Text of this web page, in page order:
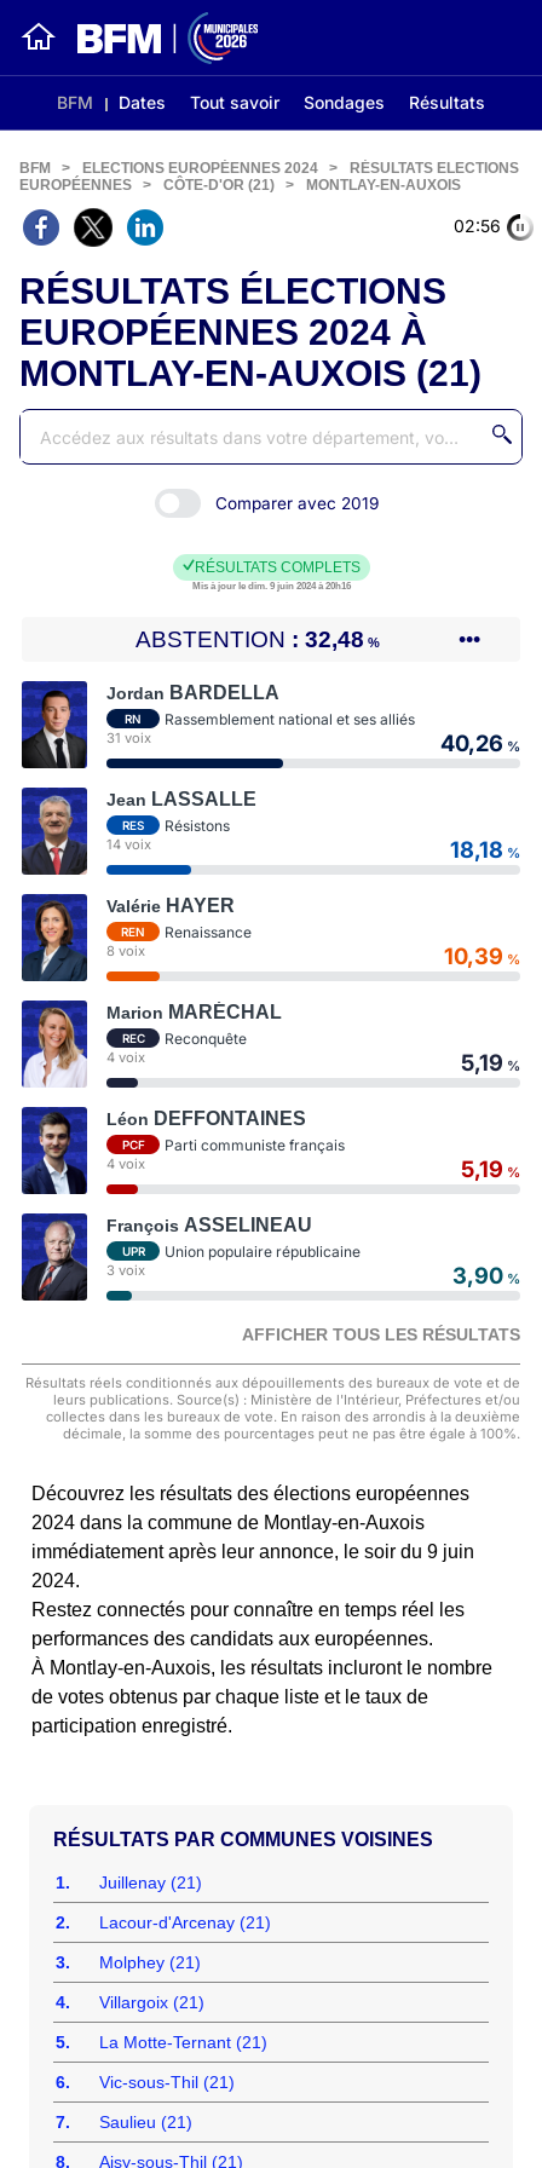
BFM Dates Tout savoir Sondages Résultats
02:56
BFM > ELECTIONS EUROPÉENNES 2024 >
RÉSULTATS ELECTIONS
EUROPÉENNES
> CÔTE-D'OR (21) > MONTLAY-EN-AUXOIS
RÉSULTATS ÉLECTIONS
EUROPÉENNES 2024 À
MONTLAY-EN-AUXOIS (21)
Comparer avec 2019
RÉSULTATS COMPLETS
Mis à jour le dim. 9 juin 2024 à 20h16
ABSTENTION 32,48 % •••
Jordan BARDELLA
RN Rassemblement national et ses alliés
31 voix 40,26 %
Jean LASSALLE
RES Résistons
14 voix 18,18 %
Valérie HAYER
REN Renaissance
8 voix 10,39 %
Marion MARÉCHAL
REC Reconquête
4 voix 5,19 %
Léon DEFFONTAINES
PCF Parti communiste français
4 voix 5,19 %
François ASSELINEAU
UPR Union populaire républicaine
3 voix 3,90 %
AFFICHER TOUS LES RÉSULTATS
Résultats réels conditionnés aux dépouillements des bureaux de vote et de
leurs publications. Source(s) : Ministère de l'Intérieur, Préfectures et/ou
collectes dans les bureaux de vote. En raison des arrondis à la deuxième
décimale, la somme des pourcentages peut ne pas être égale à 100%.
Découvrez les résultats des élections européennes
2024 dans la commune de Montlay-en-Auxois
immédiatement après leur annonce, le soir du 9 juin
2024.
Restez connectés pour connaître en temps réel les
performances des candidats aux européennes.
À Montlay-en-Auxois, les résultats incluront le nombre
de votes obtenus par chaque liste et le taux de
participation enregistré.
COMMUNES VOISINES
1. Juillenay (21)
2. Lacour-d'Arcenay (21)
3. Molphey (21)
4. Villargoix (21)
5. La Motte-Ternant (21)
6. Vic-sous-Thil (21)
7. Saulieu (21)
8. Aisy-sous-Thil (21)